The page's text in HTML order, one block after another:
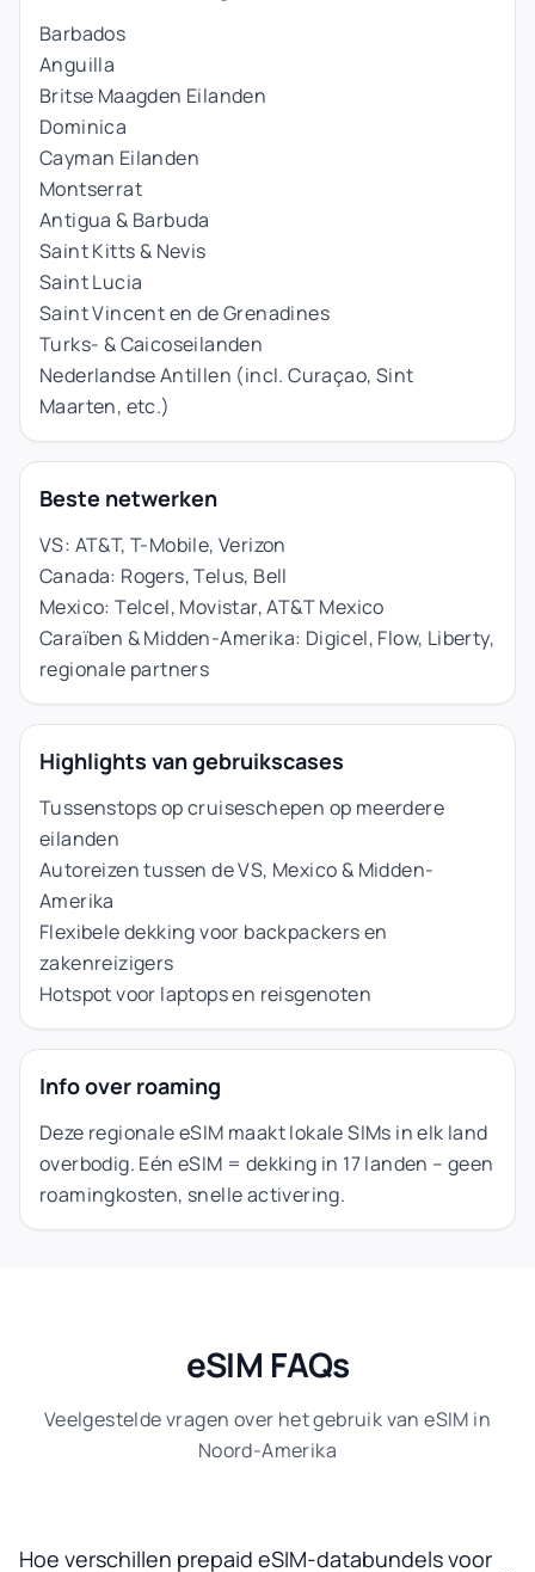
Barbados
Anguilla
Britse Maagden Eilanden
Dominica
Cayman Eilanden
Montserrat
Antigua & Barbuda
Saint Kitts & Nevis
Saint Lucia
Saint Vincent en de Grenadines
Turks- & Caicoseilanden
Nederlandse Antillen (incl. Curaçao, Sint
Maarten, etc.)
Beste netwerken
VS: AT&T, T-Mobile, Verizon
Canada: Rogers, Telus, Bell
Mexico: Telcel, Movistar, AT&T Mexico
Caraïben & Midden-Amerika: Digicel, Flow, Liberty,
regionale partners
Highlights van gebruikscases
Tussenstops op cruiseschepen op meerdere
eilanden
Autoreizen tussen de VS, Mexico & Midden-
Amerika
Flexibele dekking voor backpackers en
zakenreizigers
Hotspot voor laptops en reisgenoten
Info over roaming
Deze regionale eSIM maakt lokale SIMs in elk land
overbodig. Eén eSIM = dekking in 17 landen – geen
roamingkosten, snelle activering.
eSIM FAQs
Veelgestelde vragen over het gebruik van eSIM in
Noord-Amerika
Hoe verschillen prepaid eSIM-databundels voor